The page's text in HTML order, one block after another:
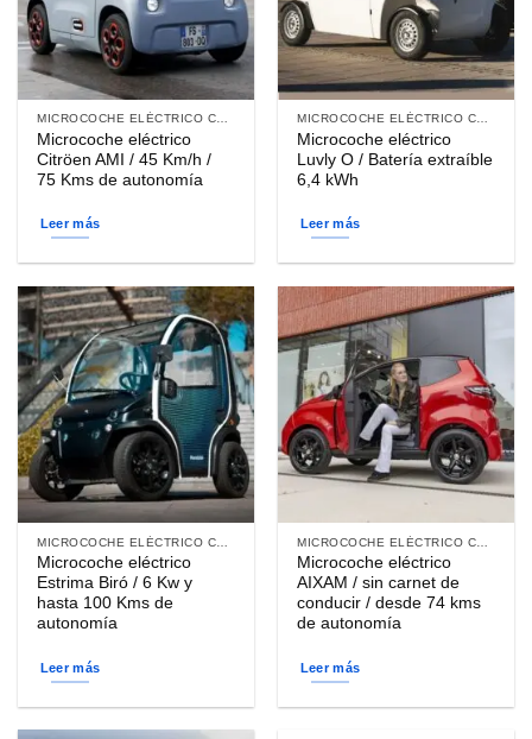
Microcoche eléctrico
Citröen AMI / 45 Km/h /
75 Kms de autonomía
Leer más
Microcoche eléctrico
Luvly O / Batería extraíble
6,4 kWh
Leer más
Microcoche eléctrico
Estrima Biró / 6 Kw y
hasta 100 Kms de
autonomía
Leer más
Microcoche eléctrico
AIXAM / sin carnet de
conducir / desde 74 kms
de autonomía
Leer más